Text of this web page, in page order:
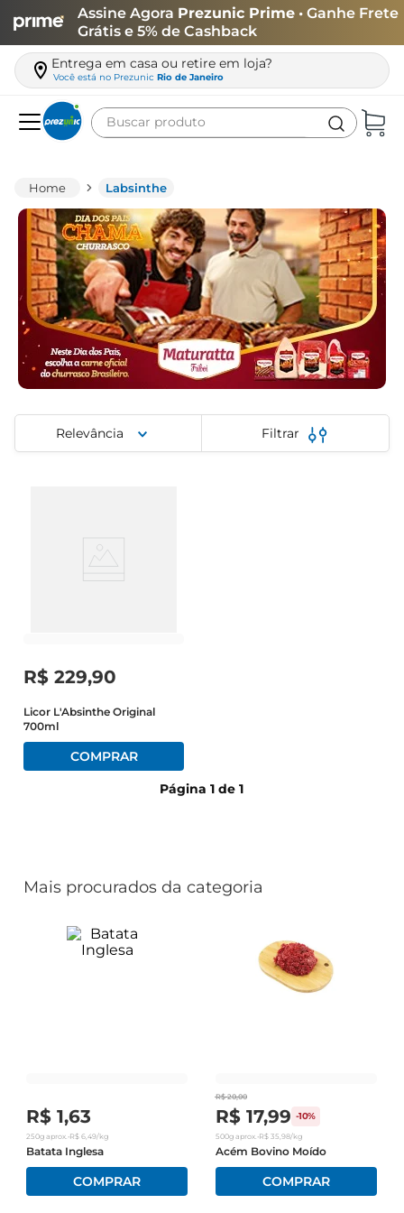
Assine Agora Prezunic Prime • Ganhe Frete
Grátis e 5% de Cashback
Entrega em casa ou retire em loja?
Você está no Prezunic Rio de Janeiro
Buscar produto
Labsinthe
Relevância Filtrar
R$ 229,90
Licor L'Absinthe Original
700ml
Página1 de 1
Mais procurados da categoria
R$ 1,63
250g aprox. •R$ 6,49/kg
Batata Inglesa
R$ 20,00
R$ 17,99 -10%
500gaprox. •R$ 35,98/kg
Acém Bovino Moído
carne
leite
café
queijo
arroz
biscoito
azeite
iogurte